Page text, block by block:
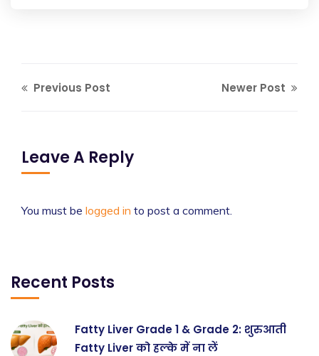
Previous Post Newer Post
Leave A Reply
You must be logged in to post a comment.
Recent Posts
Fatty Liver Grade 1 & Grade 2: शुरुआती
Fatty Liver को हल्के में ना लें